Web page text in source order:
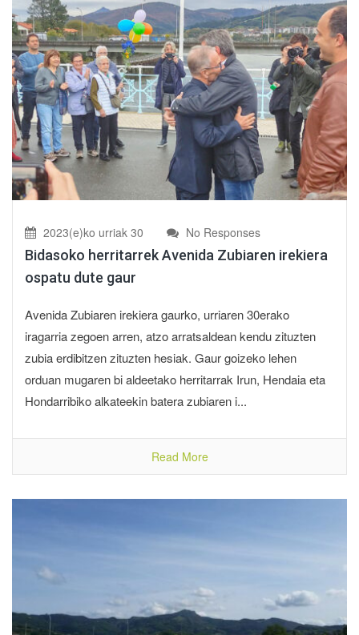
2023(e)ko urriak 30 No Responses
Bidasoko herritarrek Avenida Zubiaren irekiera
ospatu dute gaur
Avenida Zubiaren irekiera gaurko, urriaren 30erako
iragarria zegoen arren, atzo arratsaldean kendu zituzten
zubia erdibitzen zituzten hesiak. Gaur goizeko lehen
orduan mugaren bi aldeetako herritarrak Irun, Hendaia eta
Hondarribiko alkateekin batera zubiaren i...
Read More